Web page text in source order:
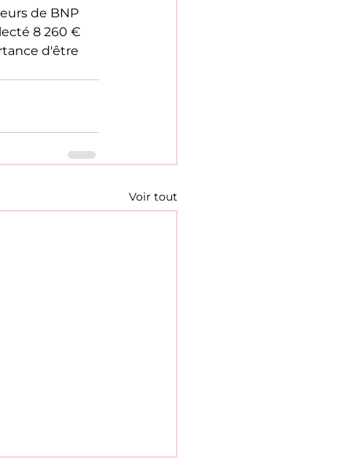
de BNP
8 260 €
d'être
Voir tout